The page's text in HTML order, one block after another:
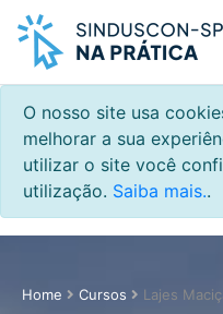
O nosso site usa
melhorar a sua
utilizar o site você
utilização. Saiba mais..
Home Cursos Lajes